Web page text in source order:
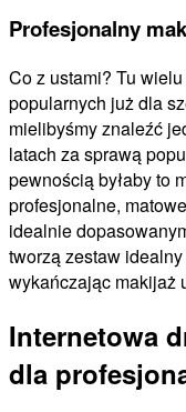
Profesjonalny
Co z ustami? Tu
popularnych już dla
mielibyśmy znaleźć
latach za sprawą
pewnością byłaby to
profesjonalne,
idealnie
tworzą zestaw
wykańczając makijaż
Internetowa
dla